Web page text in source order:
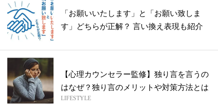
「お願いいたします」と「お願い致しま
す」どちらが正解？ 言い換え表現も紹介
【心理カウンセラー監修】独り言を言うの
はなぜ？独り言のメリットや対策方法とは
LIFESTYLE